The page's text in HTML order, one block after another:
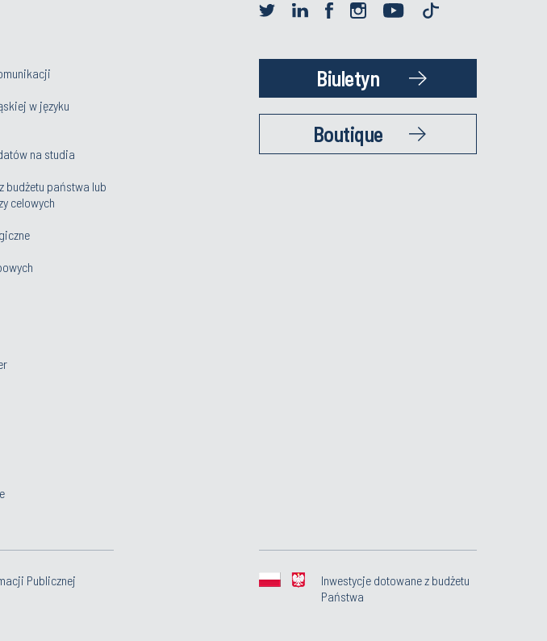
w języku
na studia
budżetu państwa lub
celowych
Biuletyn
Boutique
Publicznej
Inwestycje dotowane z budżetu
Państwa